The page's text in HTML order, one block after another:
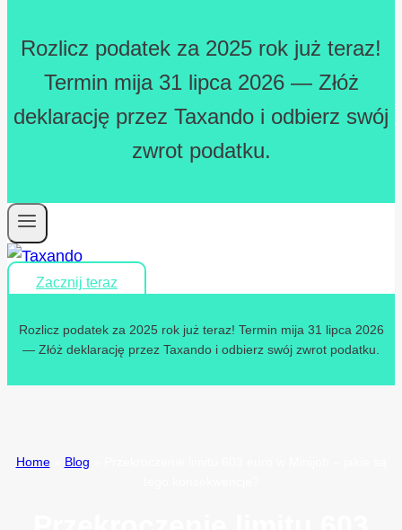
Rozlicz podatek za 2025 rok już teraz!
Termin mija 31 lipca 2026 — Złóż
deklarację przez Taxando i odbierz swój
zwrot podatku.
Zacznij teraz
Rozlicz podatek za 2025 rok już teraz! Termin mija 31 lipca 2026
— Złóż deklarację przez Taxando i odbierz swój zwrot podatku.
Home» Blog